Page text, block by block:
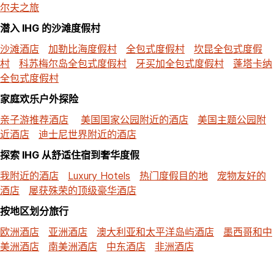
尔夫之旅
潜入 IHG 的沙滩度假村
沙滩酒店
加勒比海度假村 全包式度假村
坎昆全包式度假
村
科苏梅尔岛全包式度假村 牙买加全包式度假村
蓬塔卡纳
全包式度假村
家庭欢乐户外探险
亲子游推荐酒店
美国国家公园附近的酒店
美国主题公园附
近酒店
迪士尼世界附近的酒店
探索 IHG 从舒适住宿到奢华度假
我附近的酒店
Luxury Hotels 热门度假目的地
宠物友好的
酒店
屡获殊荣的顶级豪华酒店
按地区划分旅行
欧洲酒店
亚洲酒店 澳大利亚和太平洋岛屿酒店
墨西哥和中
美洲酒店
南美洲酒店 中东酒店 非洲酒店